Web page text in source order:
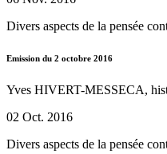
Divers aspects de la pensée
Emission du 2 octobre 2016
Yves HIVERT-MESSECA,
02 Oct. 2016
Divers aspects de la pensée